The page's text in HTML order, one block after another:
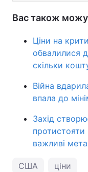
Вас також
Ціни на
обвалилися
скільки
Війна
впала до
Захід
протистояти
важливі
США ціни